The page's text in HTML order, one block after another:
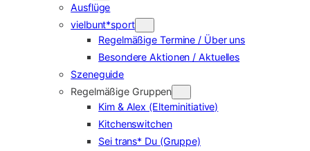
Ausflüge
vielbunt*sport
Regelmäßige Termine / Über uns
Besondere Aktionen / Aktuelles
Szeneguide
Regelmäßige Gruppen
Kim & Alex (Elterninitiative)
Kitchenswitchen
Sei trans* Du (Gruppe)